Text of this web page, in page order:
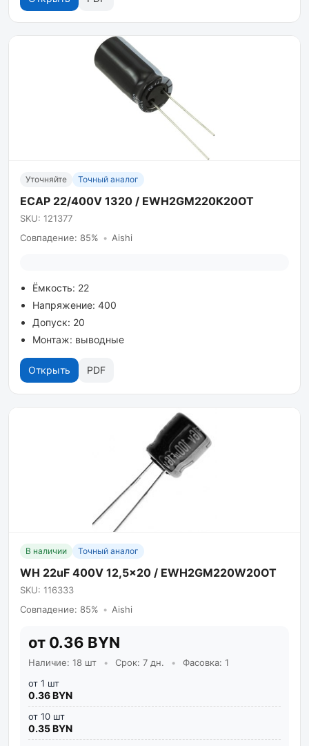
Уточняйте Точный аналог
ECAP 22/400V 1320 / EWH2GM220К20OT
SKU: 121377
Совпадение: 85% • Aishi
Ёмкость: 22
Напряжение: 400
Допуск: 20
Монтаж: выводные
Открыть PDF
В наличии Точный аналог
WH 22uF 400V 12,5x20 / EWH2GM220W20OT
SKU: 116333
Совпадение: 85% • Aishi
от 0.36 BYN
Наличие: 18 шт • Срок: 7 дн. •
Фасовка: 1
от 1 шт
0.36 BYN
от 10 шт
0.35 BYN